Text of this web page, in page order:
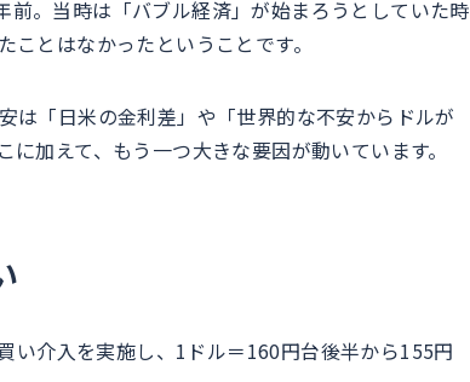
。当時は「バブル経済」が始まろうとしていた時
とはなかったということです。
は「日米の金利差」や「世界的な不安からドルが
加えて、もう一つ大きな要因が動いています。
い介入を実施し、1ドル＝160円台後半から155円